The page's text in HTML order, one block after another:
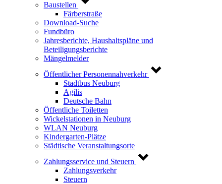
Baustellen
Färberstraße
Download-Suche
Fundbüro
Jahresberichte, Haushaltspläne und
Beteiligungsberichte
Mängelmelder
Öffentlicher Personennahverkehr
Stadtbus Neuburg
Agilis
Deutsche Bahn
Öffentliche Toiletten
Wickelstationen in Neuburg
WLAN Neuburg
Kindergarten-Plätze
Städtische Veranstaltungsorte
Zahlungsservice und Steuern
Zahlungsverkehr
Steuern